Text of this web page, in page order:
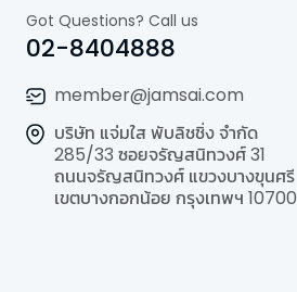
Got Questions? Call us
02-8404888
member@jamsai.com
บริษัท แจ่มใส พับลิชชิ่ง จำกัด
285/33 ซอยจรัญสนิทวงศ์ 31
ถนนจรัญสนิทวงศ์ แขวงบางขุนศรี
เขตบางกอกน้อย กรุงเทพฯ 10700